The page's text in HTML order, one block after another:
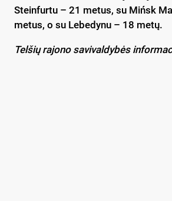
Steinfurtu – 21 metus, su Mińsk
metus, o su Lebedynu – 18 metų.
Telšių rajono savivaldybės